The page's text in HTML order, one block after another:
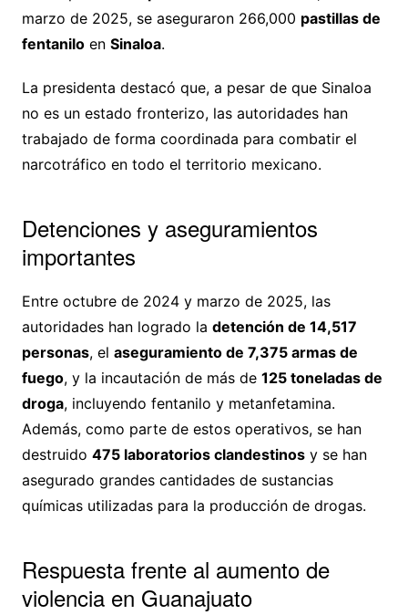
marzo de 2025, se aseguraron 266,000 pastillas de
fentaniloen Sinaloa.
La presidenta destacó que, a pesar de que Sinaloa
no es un estado fronterizo, las autoridades han
trabajado de forma coordinada para combatir el
narcotráfico en todo el territorio mexicano.
Detenciones y aseguramientos
importantes
Entre octubre de 2024 y marzo de 2025, las
autoridades han logrado la detención de 14,517
personas, el aseguramiento de 7,375 armas de
fuego, y la incautación de más de 125 toneladas de
droga, incluyendo fentanilo y metanfetamina.
Además, como parte de estos operativos, se han
destruido 475 laboratorios clandestinosy se han
asegurado grandes cantidades de sustancias
químicas utilizadas para la producción de drogas.
Respuesta frente al aumento de
violencia en Guanajuato